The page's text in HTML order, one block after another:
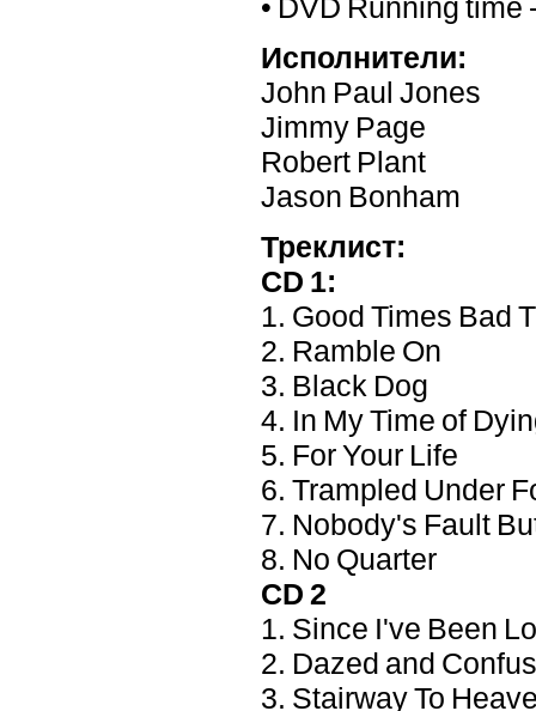
• DVD Running time
Исполнители:
John Paul Jones
Jimmy Page
Robert Plant
Jason Bonham
Треклист:
CD 1:
1. Good Times Bad
2. Ramble On
3. Black Dog
4. In My Time of
5. For Your Life
6. Trampled Under
7. Nobody's Fault
8. No Quarter
CD 2
1. Since I've Been
2. Dazed and
3. Stairway To